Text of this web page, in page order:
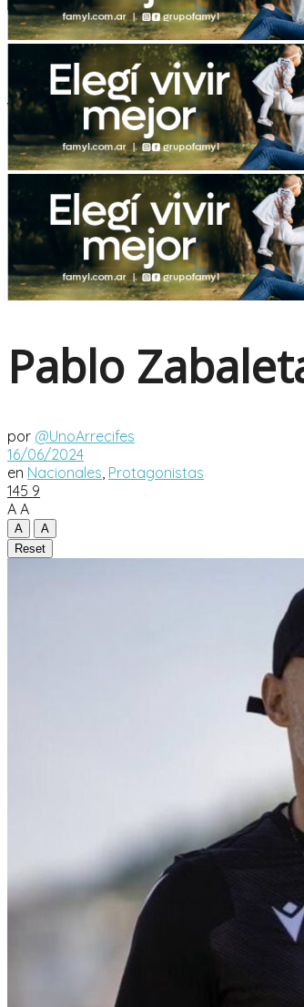
No Result
View All Result
Pablo
por @UnoArrecifes
16/06/2024
en Nacionales, Protagonistas
145 9
A A
A
A
Reset